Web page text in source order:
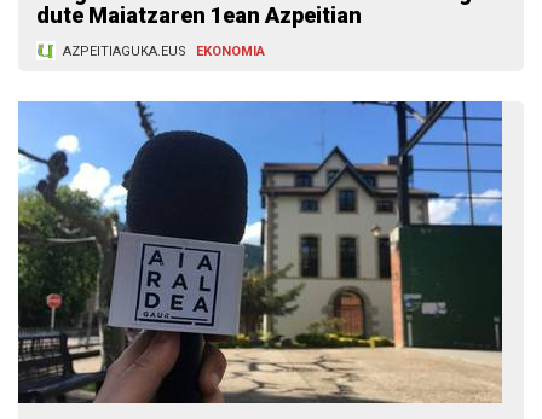
dute Maiatzaren 1ean Azpeitian
AZPEITIAGUKA.EUS EKONOMIA